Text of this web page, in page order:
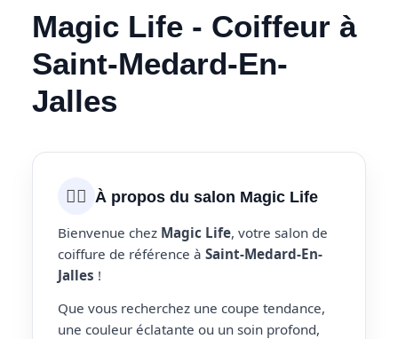
Magic Life - Coiffeur à
Saint-Medard-En-
Jalles
💇‍♀️ À propos du salon Magic Life
Bienvenue chez Magic Life, votre salon de
coiffure de référence à Saint-Medard-En-
Jalles !
Que vous recherchez une coupe tendance,
une couleur éclatante ou un soin profond,